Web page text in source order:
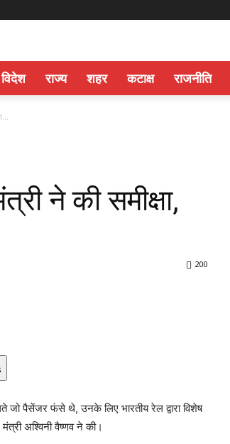
विदेश राज्य शहर कटाक्ष राजनीति
ने की समीक्षा,
200
पैसेंजर फंसे थे, उनके लिए भारतीय रेल द्वारा विशेष
अश्विनी वैष्णव ने की।